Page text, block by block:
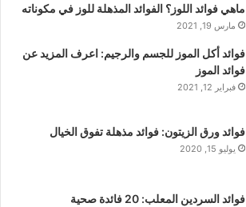
ماهي فوائد اللوز؟ الفوائد المذهلة للوز في مكوناته
مارس 19, 2021
فوائد أكل الموز للجسم والرجيم: اعرف المزيد عن
فوائد الموز
فبراير 12, 2021
فوائد ورق الزيتون: فوائد مذهلة تفوق الخيال
يوليو 15, 2020
فوائد السردين المعلب: 20 فائدة صحية